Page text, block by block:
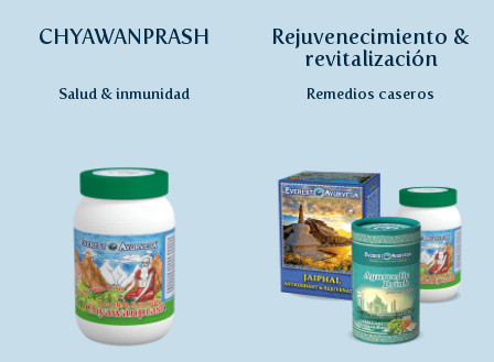
CHYAWANPRASH
Salud & inmunidad
Rejuvenecimiento &
revitalización
Remedios caseros